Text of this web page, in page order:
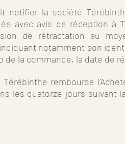
notifier la société
avec avis de réception à
de rétractation au
notamment son
la commande, la date de
rembourse
les quatorze jours suivant